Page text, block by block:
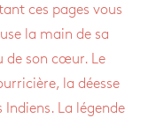
ces pages vous
la main de sa
de son cœur. Le
la déesse
La légende